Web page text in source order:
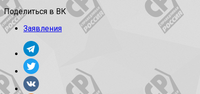
Поделиться в ВК
Заявления